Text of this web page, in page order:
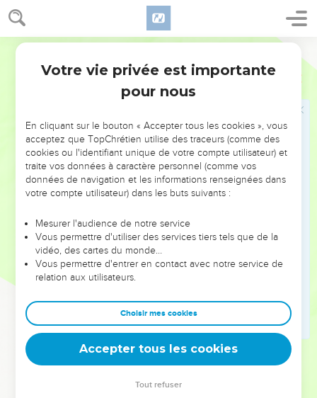
Néhémie 3
Les adversaires veulent arrêter les travaux
reconstruire la muraille, il s’est mis en colère et s’est montré
très irrité. Il s’est moqué des Juifs
et a dit devant ses frères et devant les soldats de Samarie :
« Que font donc ces misérables Juifs ? Va-t-on les laisser
faire ? Vont-ils offrir des sacrifices ? Vont-ils finir leur tâche
dans la journée ? Vont-ils redonner vie à des pierres
ensevelies sous des tas de poussière et réduites en
cendres ? »
construisent seulement leur muraille de pierres ! Si un renard
grimpe dessus, il la fera crouler ! »
Ecoute, notre Dieu, avec quel mépris on nous traite ! Fais
retomber leurs insultes sur leur tête et livre-les au pillage et
à la déportation !
Ne pardonne pas leur faute et que leur péché ne soit pas
effacé devant toi, car ils ont provoqué de front ceux qui
construisent !
Nous avons continué à reconstruire la muraille de telle
Votre vie privée est importante
pour nous
En cliquant sur le bouton « Accepter tous les cookies », vous
acceptez que TopChrétien utilise des traceurs (comme des
cookies ou l'identifiant unique de votre compte utilisateur) et
traite vos données à caractère personnel (comme vos
données de navigation et les informations renseignées dans
votre compte utilisateur) dans les buts suivants :
Mesurer l'audience de notre service
Vous permettre d'utiliser des services tiers tels que de la
vidéo, des cartes du monde…
Vous permettre d'entrer en contact avec notre service de
relation aux utilisateurs.
Choisir mes cookies
Accepter tous les cookies
Tout refuser